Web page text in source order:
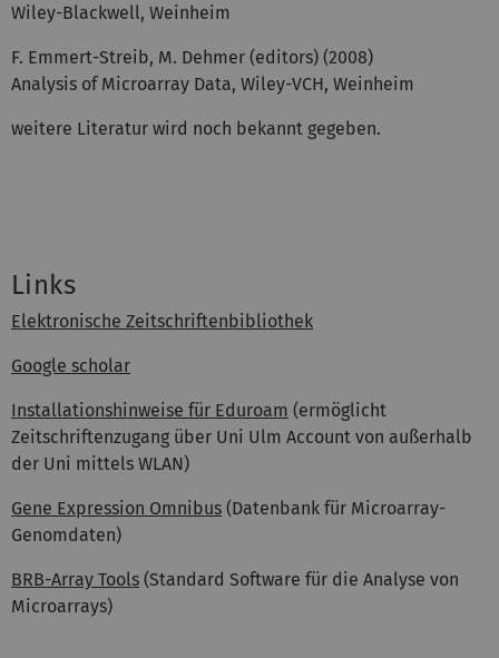
Wiley-Blackwell, Weinheim
F. Emmert-Streib, M. Dehmer (editors) (2008)
Analysis of Microarray Data, Wiley-VCH, Weinheim
weitere Literatur wird noch bekannt gegeben.
Links
Elektronische Zeitschriftenbibliothek
Google scholar
Installationshinweise für Eduroam (ermöglicht
Zeitschriftenzugang über Uni Ulm Account von außerhalb
der Uni mittels WLAN)
Gene Expression Omnibus (Datenbank für Microarray-
Genomdaten)
BRB-Array Tools (Standard Software für die Analyse von
Microarrays)